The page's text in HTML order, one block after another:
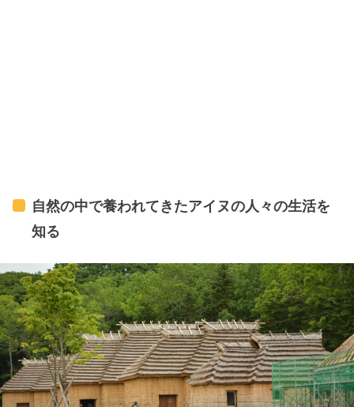
自然の中で養われてきたアイヌの人々の生活を
知る